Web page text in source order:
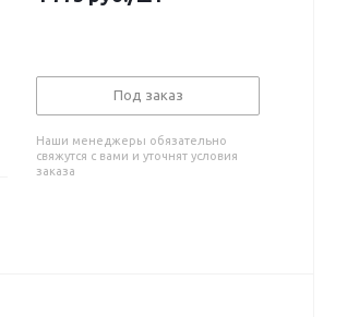
Под заказ
Наши менеджеры обязательно
свяжутся с вами и уточнят условия
заказа